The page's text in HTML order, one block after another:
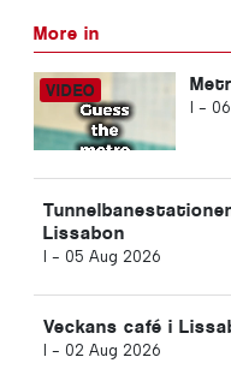
More in
I -
Lissabon
I - 05 Aug 2026
Veckans café i
I - 02 Aug 2026